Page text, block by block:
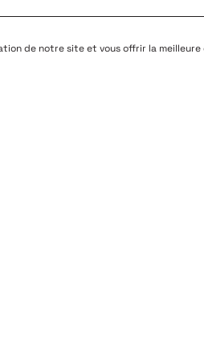
de notre site et vous offrir la